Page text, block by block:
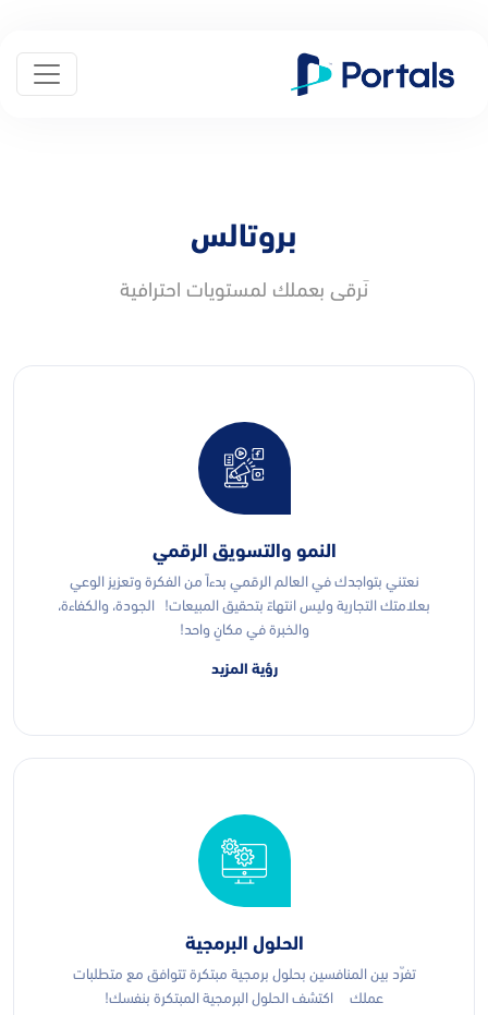
بروتالس
نَرقى بعملك لمستويات احترافية
النمو والتسويق الرقمي
نعتني بتواجدك في العالم الرقمي بدءاً من الفكرة وتعزيز الوعي
بعلامتك التجارية وليس انتهاءً بتحقيق المبيعات! الجودة، والكفاءة،
والخبرة في مكانٍ واحد!
رؤية المزيد
الحلول البرمجية
تفرّد بين المنافسين بحلول برمجية مبتكرة تتوافق مع متطلبات
عملك اكتشف الحلول البرمجية المبتكرة بنفسك!